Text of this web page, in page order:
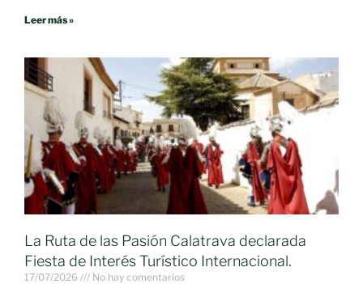
Leer más »
La Ruta de las Pasión Calatrava declarada
Fiesta de Interés Turístico Internacional.
17/07/2026 No hay comentarios